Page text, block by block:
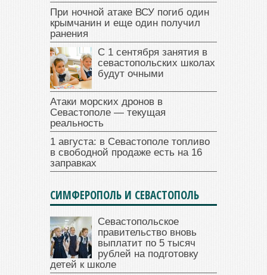
При ночной атаке ВСУ погиб один
крымчанин и еще один получил
ранения
С 1 сентября занятия в
севастопольских школах
будут очными
Атаки морских дронов в
Севастополе — текущая
реальность
1 августа: в Севастополе топливо
в свободной продаже есть на 16
заправках
СИМФЕРОПОЛЬ И СЕВАСТОПОЛЬ
Севастопольское
правительство вновь
выплатит по 5 тысяч
рублей на подготовку
детей к школе